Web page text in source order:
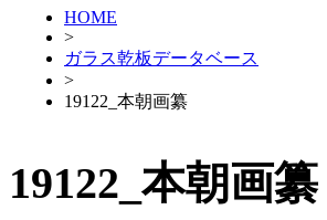
HOME
>
ガラス乾板データベース
>
19122_本朝画纂
19122_本朝画纂